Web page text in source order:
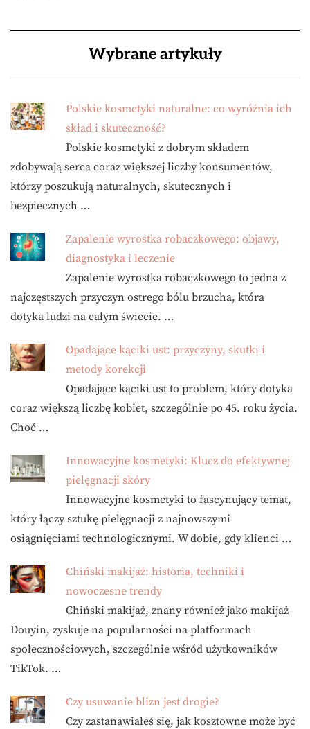
Wybrane artykuły
Polskie kosmetyki naturalne: co wyróżnia ich
skład i skuteczność?
Polskie kosmetyki z dobrym składem
zdobywają serca coraz większej liczby konsumentów,
którzy poszukują naturalnych, skutecznych i
bezpiecznych …
Zapalenie wyrostka robaczkowego: objawy,
diagnostyka i leczenie
Zapalenie wyrostka robaczkowego to jedna z
najczęstszych przyczyn ostrego bólu brzucha, która
dotyka ludzi na całym świecie. …
Opadające kąciki ust: przyczyny, skutki i
metody korekcji
Opadające kąciki ust to problem, który dotyka
coraz większą liczbę kobiet, szczególnie po 45. roku życia.
Choć …
Innowacyjne kosmetyki: Klucz do efektywnej
pielęgnacji skóry
Innowacyjne kosmetyki to fascynujący temat,
który łączy sztukę pielęgnacji z najnowszymi
osiągnięciami technologicznymi. W dobie, gdy klienci …
Chiński makijaż: historia, techniki i
nowoczesne trendy
Chiński makijaż, znany również jako makijaż
Douyin, zyskuje na popularności na platformach
społecznościowych, szczególnie wśród użytkowników
TikTok. …
Czy usuwanie blizn jest drogie?
Czy zastanawiałeś się, jak kosztowne może być